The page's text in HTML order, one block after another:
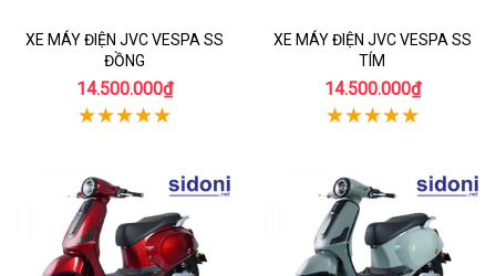
XE MÁY ĐIỆN JVC VESPA SS
ĐỒNG
14.500.000₫
XE MÁY ĐIỆN JVC VESPA SS
TÍM
14.500.000₫